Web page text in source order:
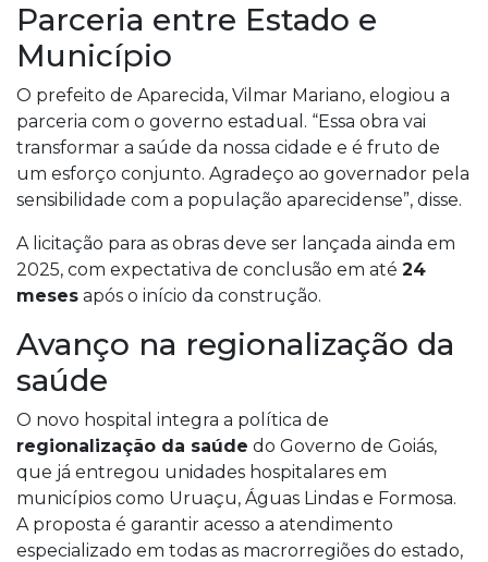
Parceria entre Estado e
Município
O prefeito de Aparecida, Vilmar Mariano, elogiou a
parceria com o governo estadual. “Essa obra vai
transformar a saúde da nossa cidade e é fruto de
um esforço conjunto. Agradeço ao governador pela
sensibilidade com a população aparecidense”, disse.
A licitação para as obras deve ser lançada ainda em
2025, com expectativa de conclusão em até 24
meses após o início da construção.
Avanço na regionalização da
saúde
O novo hospital integra a política de
regionalização da saúde do Governo de Goiás,
que já entregou unidades hospitalares em
municípios como Uruaçu, Águas Lindas e Formosa.
A proposta é garantir acesso a atendimento
especializado em todas as macrorregiões do estado,